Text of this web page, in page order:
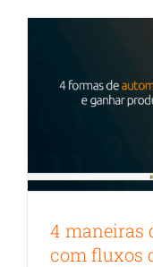
4 maneiras
com fluxos